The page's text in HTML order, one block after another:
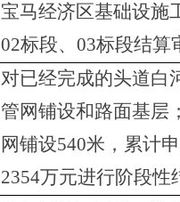
宝马经济区基础设施
02标段、03标段结算
对已经完成的头道白
管网铺设和路面基层
网铺设540米，累计
2354万元进行阶段性